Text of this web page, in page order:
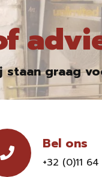
staan graag
Bel ons
+32 (0)11